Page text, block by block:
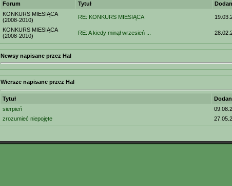
Forum Tytuł
KONKURS MIESIĄCA
(2008-2010)
RE: KONKURS MIESIĄCA
KONKURS MIESIĄCA
(2008-2010)
RE: A kiedy minął wrzesień ...
Newsy napisane przez Hal
Wiersze napisane przez Hal
Tytuł
sierpień
zrozumieć niepojęte